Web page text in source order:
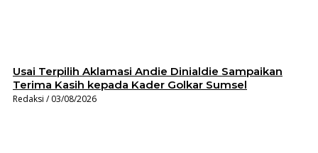
Usai Terpilih Aklamasi Andie Dinialdie Sampaikan
Terima Kasih kepada Kader Golkar Sumsel
Redaksi 03/08/2026